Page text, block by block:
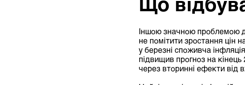
Іншою значною проблемою
не помітити зростання цін
у березні споживча інфляція
підвищив прогноз на
через вторинні ефекти від